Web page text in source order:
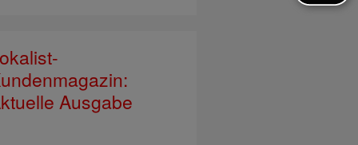
Ausgabe